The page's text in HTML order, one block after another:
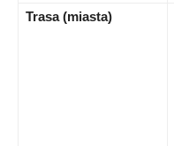
Trasa (miasta)